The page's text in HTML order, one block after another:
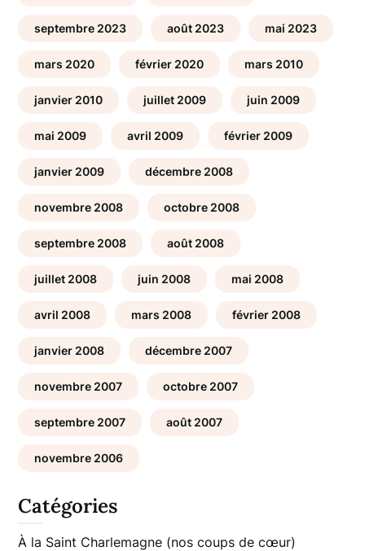
septembre 2023 août 2023 mai 2023
mars 2020 février 2020 mars 2010
janvier 2010 juillet 2009 juin 2009
mai 2009 avril 2009 février 2009
janvier 2009 décembre 2008
novembre 2008 octobre 2008
septembre 2008 août 2008
juillet 2008 juin 2008 mai 2008
avril 2008 mars 2008 février 2008
janvier 2008 décembre 2007
novembre 2007 octobre 2007
septembre 2007 août 2007
novembre 2006
Catégories
À la Saint Charlemagne (nos coups de cœur)